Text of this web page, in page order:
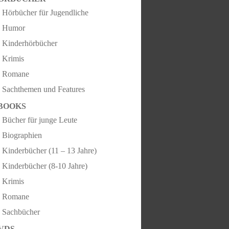
Hörbücher für Jugendliche
Humor
Kinderhörbücher
Krimis
Romane
Sachthemen und Features
Bücher für junge Leute
Biographien
Kinderbücher (11 – 13 Jahre)
Kinderbücher (8-10 Jahre)
Krimis
Romane
Sachbücher